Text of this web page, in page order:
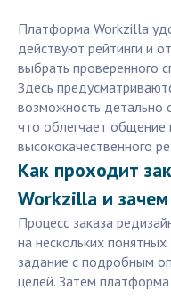
Платформа Workzilla
действуют рейтинги и
выбрать проверенного
Здесь
возможность детально
что облегчает общение
высококачественного
Как проходит
Workzilla и
Процесс заказа
на нескольких
задание с подробным
целей. Затем